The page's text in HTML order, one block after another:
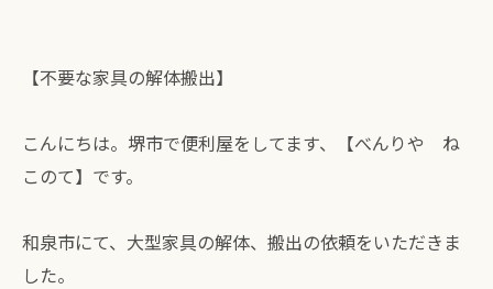
【不要な家具の解体搬出】
こんにちは。堺市で便利屋をしてます、【べんりや ね
このて】です。
和泉市にて、大型家具の解体、搬出の依頼をいただきま
した。